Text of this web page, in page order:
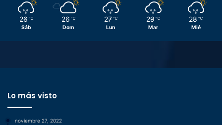
26 ℃
Sáb
26 ℃
Dom
27 ℃
Lun
29 ℃
Mar
28 ℃
Mié
Lo más visto
noviembre 27, 2022